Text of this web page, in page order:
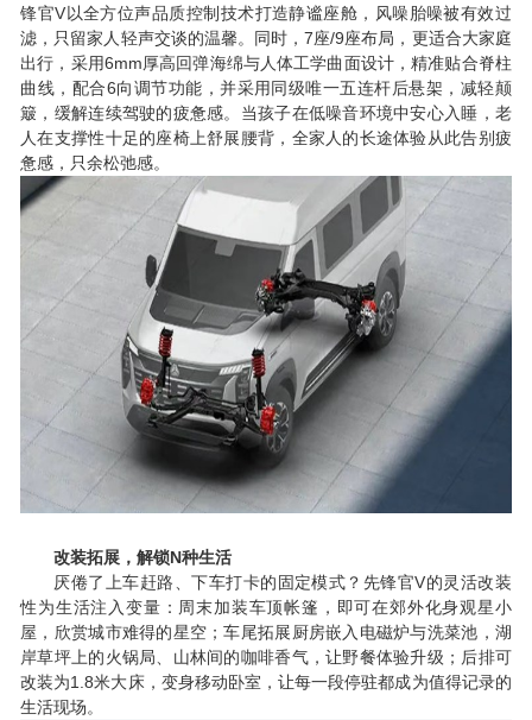
锋官V 以全方位声品质控制技术打造静谧座舱，风噪胎噪被有效过
滤，只留家人轻声交谈的温馨。同时，7座/9座布局，更适合大家庭
出行，采用6mm厚高回弹海绵与人体工学曲面设计，精准贴合脊柱
曲线，配合6向调节功能，并采用同级唯一五连杆后悬架，减轻颠
簸，缓解连续驾驶的疲惫感。当孩子在低噪音环境中安心入睡，老
人在支撑性十足的座椅上舒展腰背，全家人的长途体验从此告别疲
惫感，只余松弛感。
改装拓展，解锁N种生活
厌倦了上车赶路、下车打卡的固定模式？先锋官V的灵活改装
性为生活注入变量：周末加装车顶帐篷，即可在郊外化身观星小
屋，欣赏城市难得的星空；车尾拓展厨房嵌入电磁炉与洗菜池，湖
岸草坪上的火锅局、山林间的咖啡香气，让野餐体验升级；后排可
改装为1.8米大床，变身移动卧室，让每一段停驻都成为值得记录的
生活现场。